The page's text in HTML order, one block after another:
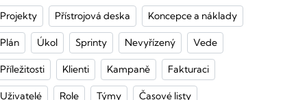
Projekty Přístrojová deska Koncepce a náklady
Plán Úkol Sprinty Nevyřízený Vede
Příležitosti Klienti Kampaně Fakturaci
Uživatelé Role Týmy Časové listy